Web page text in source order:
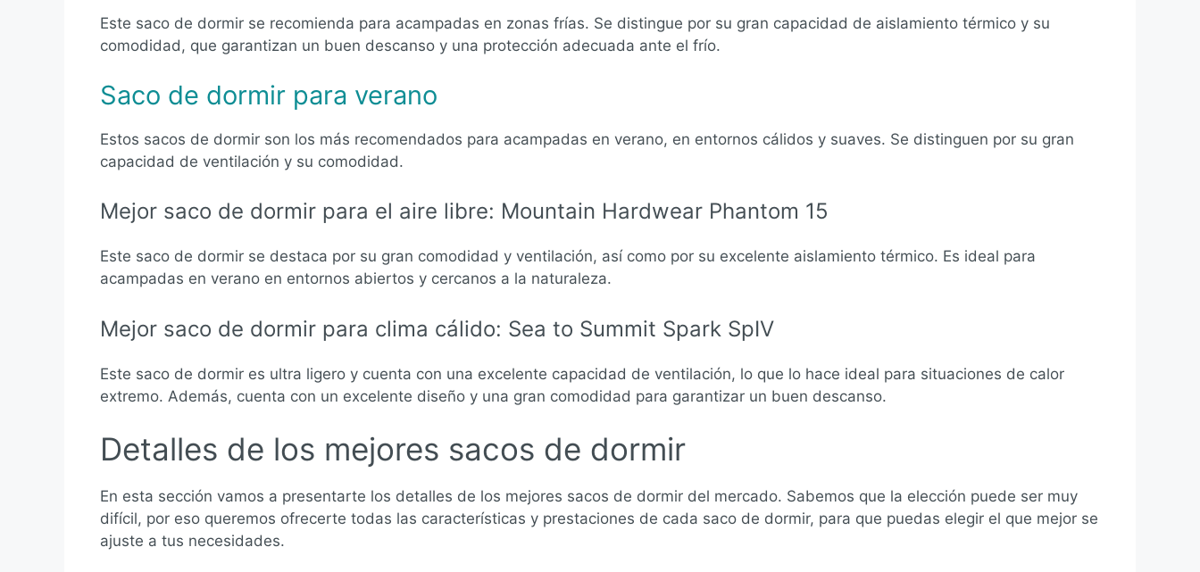
Este saco de dormir se recomienda para acampadas en zonas frías. Se distingue por su gran capacidad de aislamiento térmico y su
comodidad, que garantizan un buen descanso y una protección adecuada ante el frío.
Saco de dormir para verano
Estos sacos de dormir son los más recomendados para acampadas en verano, en entornos cálidos y suaves. Se distinguen por su gran
capacidad de ventilación y su comodidad.
Mejor saco de dormir para el aire libre: Mountain Hardwear Phantom 15
Este saco de dormir se destaca por su gran comodidad y ventilación, así como por su excelente aislamiento térmico. Es ideal para
acampadas en verano en entornos abiertos y cercanos a la naturaleza.
Mejor saco de dormir para clima cálido: Sea to Summit Spark SpIV
Este saco de dormir es ultra ligero y cuenta con una excelente capacidad de ventilación, lo que lo hace ideal para situaciones de calor
extremo. Además, cuenta con un excelente diseño y una gran comodidad para garantizar un buen descanso.
Detalles de los mejores sacos de dormir
En esta sección vamos a presentarte los detalles de los mejores sacos de dormir del mercado. Sabemos que la elección puede ser muy
difícil, por eso queremos ofrecerte todas las características y prestaciones de cada saco de dormir, para que puedas elegir el que mejor se
ajuste a tus necesidades.